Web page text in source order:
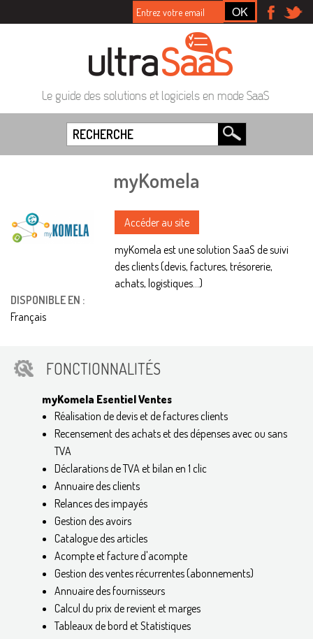
Le guide des solutions et logiciels en mode SaaS
myKomela
Accéder au site
myKomela est une solution SaaS de suivi
des clients (devis, factures, trésorerie,
achats, logistiques...)
DISPONIBLE EN :
Français
FONCTIONNALITÉS
myKomela Esentiel Ventes
Réalisation de devis et de factures clients
Recensement des achats et des dépenses avec ou sans
TVA
Déclarations de TVA et bilan en 1 clic
Annuaire des clients
Relances des impayés
Gestion des avoirs
Catalogue des articles
Acompte et facture d'acompte
Gestion des ventes récurrentes (abonnements)
Annuaire des fournisseurs
Calcul du prix de revient et marges
Tableaux de bord et Statistiques